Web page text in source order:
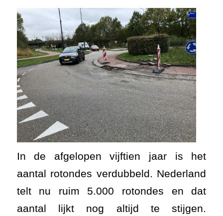
In de afgelopen vijftien jaar is het
aantal rotondes verdubbeld. Nederland
telt nu ruim 5.000 rotondes en dat
aantal lijkt nog altijd te stijgen.